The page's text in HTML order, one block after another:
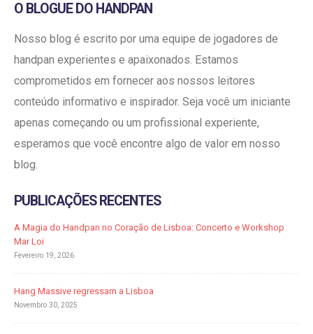
O BLOGUE DO HANDPAN
Nosso blog é escrito por uma equipe de jogadores de
handpan experientes e apaixonados. Estamos
comprometidos em fornecer aos nossos leitores
conteúdo informativo e inspirador. Seja você um iniciante
apenas começando ou um profissional experiente,
esperamos que você encontre algo de valor em nosso
blog.
PUBLICAÇÕES RECENTES
A Magia do Handpan no Coração de Lisboa: Concerto e Workshop
Mar Loi
Fevereiro 19, 2026
Hang Massive regressam a Lisboa
Novembro 30, 2025